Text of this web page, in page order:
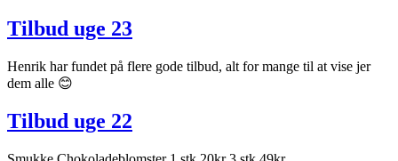
Tilbud uge 23
Henrik har fundet på flere gode tilbud, alt for mange til at vise jer
dem alle 😊
Tilbud uge 22